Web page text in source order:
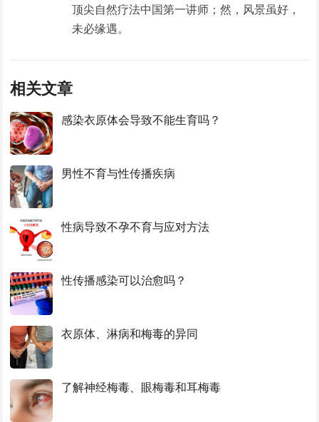
顶尖自然疗法中国第一讲师；然，风景虽好，
未必缘遇。
相关文章
感染衣原体会导致不能生育吗？
男性不育与性传播疾病
性病导致不孕不育与应对方法
性传播感染可以治愈吗？
衣原体、淋病和梅毒的异同
了解神经梅毒、眼梅毒和耳梅毒